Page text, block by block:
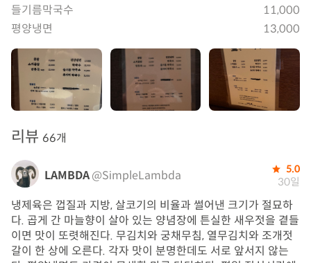
들기름막국수
11,000
평양냉면
13,000
리뷰 66개
LAMBDA@SimpleLambda 5.0
30일
냉제육은 껍질과 지방, 살코기의 비율과 썰어낸 크기가 절묘하
다. 곱게 간 마늘향이 살아 있는 양념장에 튼실한 새우젓을 곁들
이면 맛이 또렷해진다. 무김치와 궁채무침, 열무김치와 조개젓
갈이 한 상에 오른다. 각자 맛이 분명한데도 서로 앞서지 않는